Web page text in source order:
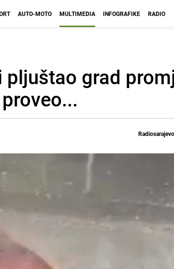
AUTO-MOTO MULTIMEDIA INFOGRAFIKE RADIO
grad